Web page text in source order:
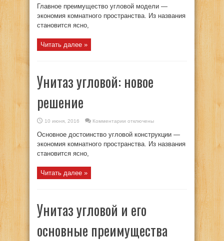
Унитаз
угловой
конструкции
Главное преимущество угловой модели —
экономия комнатного пространства. Из названия
становится ясно,
Читать далее »
Унитаз угловой: новое
решение
10 июня, 2016 Комментарии
Унитаз
угловой:
новое
решение
отключены
Основное достоинство угловой конструкции —
экономия комнатного пространства. Из названия
становится ясно,
Читать далее »
Унитаз угловой и его
основные преимущества